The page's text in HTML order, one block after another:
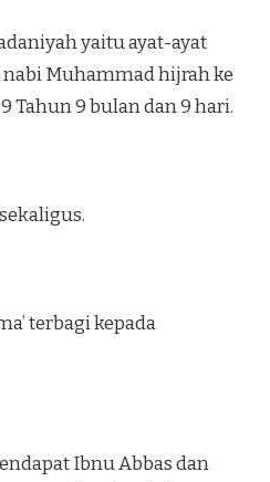
yaitu ayat-ayat
Muhammad hijrah ke
Tahun 9 bulan dan 9 hari.
terbagi kepada
Ibnu Abbas dan